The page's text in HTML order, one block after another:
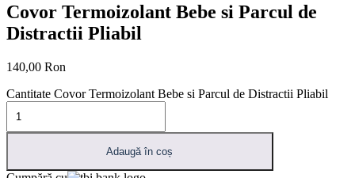
Covor Termoizolant Bebe si Parcul de
Distractii Pliabil
140,00 Ron
Cantitate Covor Termoizolant Bebe si Parcul de Distractii Pliabil
Adaugă în coș